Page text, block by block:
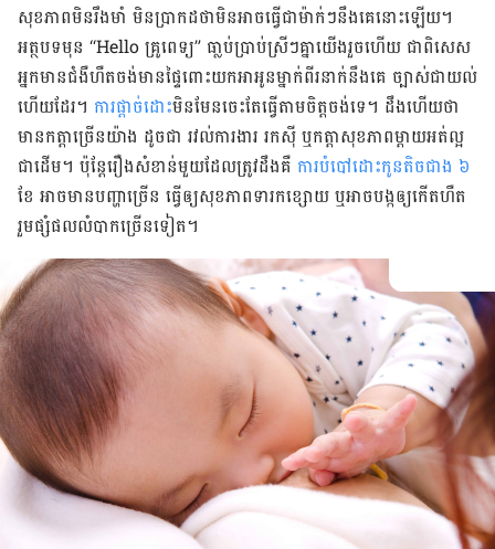
សុខភាព​មិន​រឹងមាំ មិន​ប្រាកដ​ថា​មិន​អាច​ធ្វើ​ជា​ម៉ាក់ៗ​នឹង​គេ​នោះ​ឡើយ។
អត្ថបទ​មុន “Hello គ្រូពេទ្យ” ធា្លប់​ប្រាប់​ស្រីៗ​គ្នា​យើង​រួច​ហើយ ជា​ពិសេស
អ្នក​មាន​ជំងឺ​ហឺត​ចង់​មាន​ផ្ទៃ​ពោះ​យក​អាអូន​ម្នាក់​ពីរ​នាក់​នឹង​គេ ច្បាស់​ជា​យល់​
ហើយ​ដែរ។ ការ​ផ្ដាច់​ដោះ​មិន​មែន​ចេះ​តែ​ធ្វើ​តាម​ចិត្ត​ចង់​ទេ។ ដឹង​ហើយ​ថា
មាន​កត្តា​ច្រើន​យ៉ាង ដូច​ជា រវល់​ការងារ រក​ស៊ី ឬ​កត្តា​សុខភាព​ម្ដាយ​អត់​ល្អ
ជា​ដើម។ ប៉ុន្តែ​រឿង​សំខាន់​មួយ​ដែល​ត្រូវ​ដឹង​គឺ ការ​បំបៅដោះ​កូន​តិច​ជាង ៦
ខែ អាច​មាន​បញ្ហា​ច្រើន ធ្វើ​ឲ្យ​សុខភាព​ទារក​ខ្សោយ ឬ​អាច​​​បង្ក​ឲ្យ​កើត​​ហឺត
រួម​ផ្សំ​ផល​លំបាក​ច្រើន​ទៀត។